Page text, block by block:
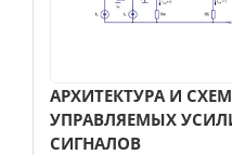
АРХИТЕКТУРА И
УПРАВЛЯЕМЫХ
СИГНАЛОВ